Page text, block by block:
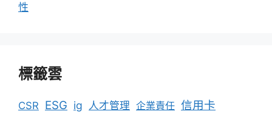
性
標籤雲
CSR ESG ig 人才管理 企業責任 信用卡